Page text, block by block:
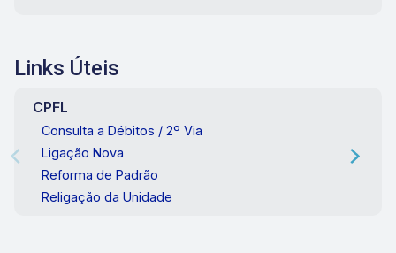
Links Úteis
CPFL
Consulta a Débitos / 2º Via
Ligação Nova
Reforma de Padrão
Religação da Unidade